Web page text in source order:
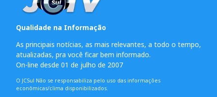
Qualidade na Informação
As principais notícias, as mais relevantes, a todo o tempo,
atualizadas, pra você ficar bem informado.
On-line desde 01 de julho de 2007
O JCSul Não se responsabiliza pelo uso das informações
econômicas/clima disponibilizados.